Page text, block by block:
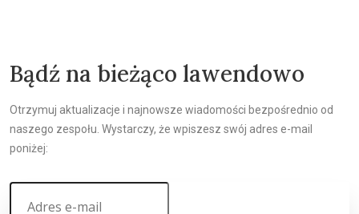
Bądź na bieżąco lawendowo
Otrzymuj aktualizacje i najnowsze wiadomości bezpośrednio od
naszego zespołu. Wystarczy, że wpiszesz swój adres e-mail
poniżej: